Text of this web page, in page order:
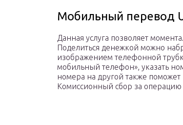
Мобильный перевод
Данная услуга позволяет
Поделиться денежкой можно
изображением телефонной
мобильный телефон», указать
номера на другой также
Комиссионный сбор за операцию